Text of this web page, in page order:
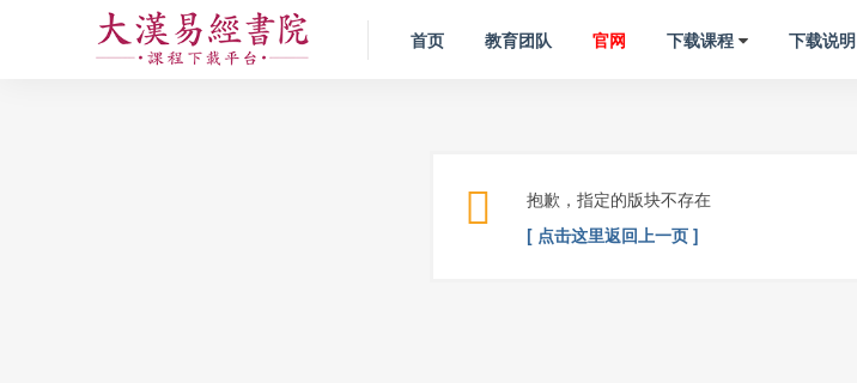
首页 教育团队 官网 下载课程 下载说明
抱歉，指定的版块不存在
[ 点击这里返回上一页 ]